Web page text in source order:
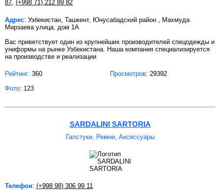
87, (+998 71) 212 89 82
Адрес: Узбекистан, Ташкент, Юнусабадский район , Махмуда
Мирзаева улица, дом 1А
Вас приветствует один из крупнейших производителей спецодежды и
униформы на рынке Узбекистана. Наша компания специализируется
на производстве и реализации
Рейтинг: 360 Просмотров: 29392
Фото: 123
SARDALINI SARTORIA
Галстуки, Ремни, Аксессуары
Телефон: (+998 98) 306 99 11